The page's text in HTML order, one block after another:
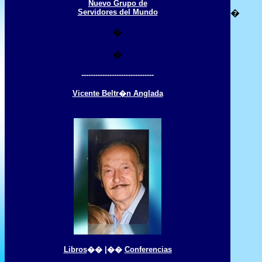
Nuevo Grupo de
Servidores del Mundo
�
�
-------------------------------
Vicente Beltr�n Anglada
Libros�� |�� Conferencias
�